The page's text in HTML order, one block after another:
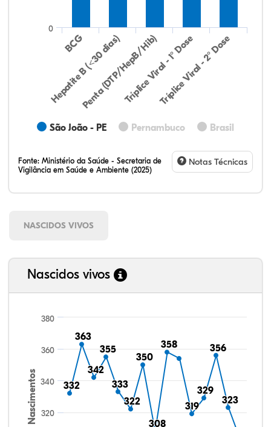
São João - PE Pernambuco Brasil
BCG
Hepatite B (<30 dias)
Penta (DTP/HepB/Hib)Tríplice Viral - 1° Dose
Tríplice Viral - 2° Dose
0
Fonte: Ministério da Saúde - Secretaria de
Vigilância em Saúde e Ambiente (2025)
Notas Técnicas
NASCIDOS VIVOS
Nascidos vivos
Nascimentos 332
332
363
363
342
342
355
355
333
333
322
322
350
350
308
308
358
358
319
319
329
329
356
356
323
323
320
340
360
380